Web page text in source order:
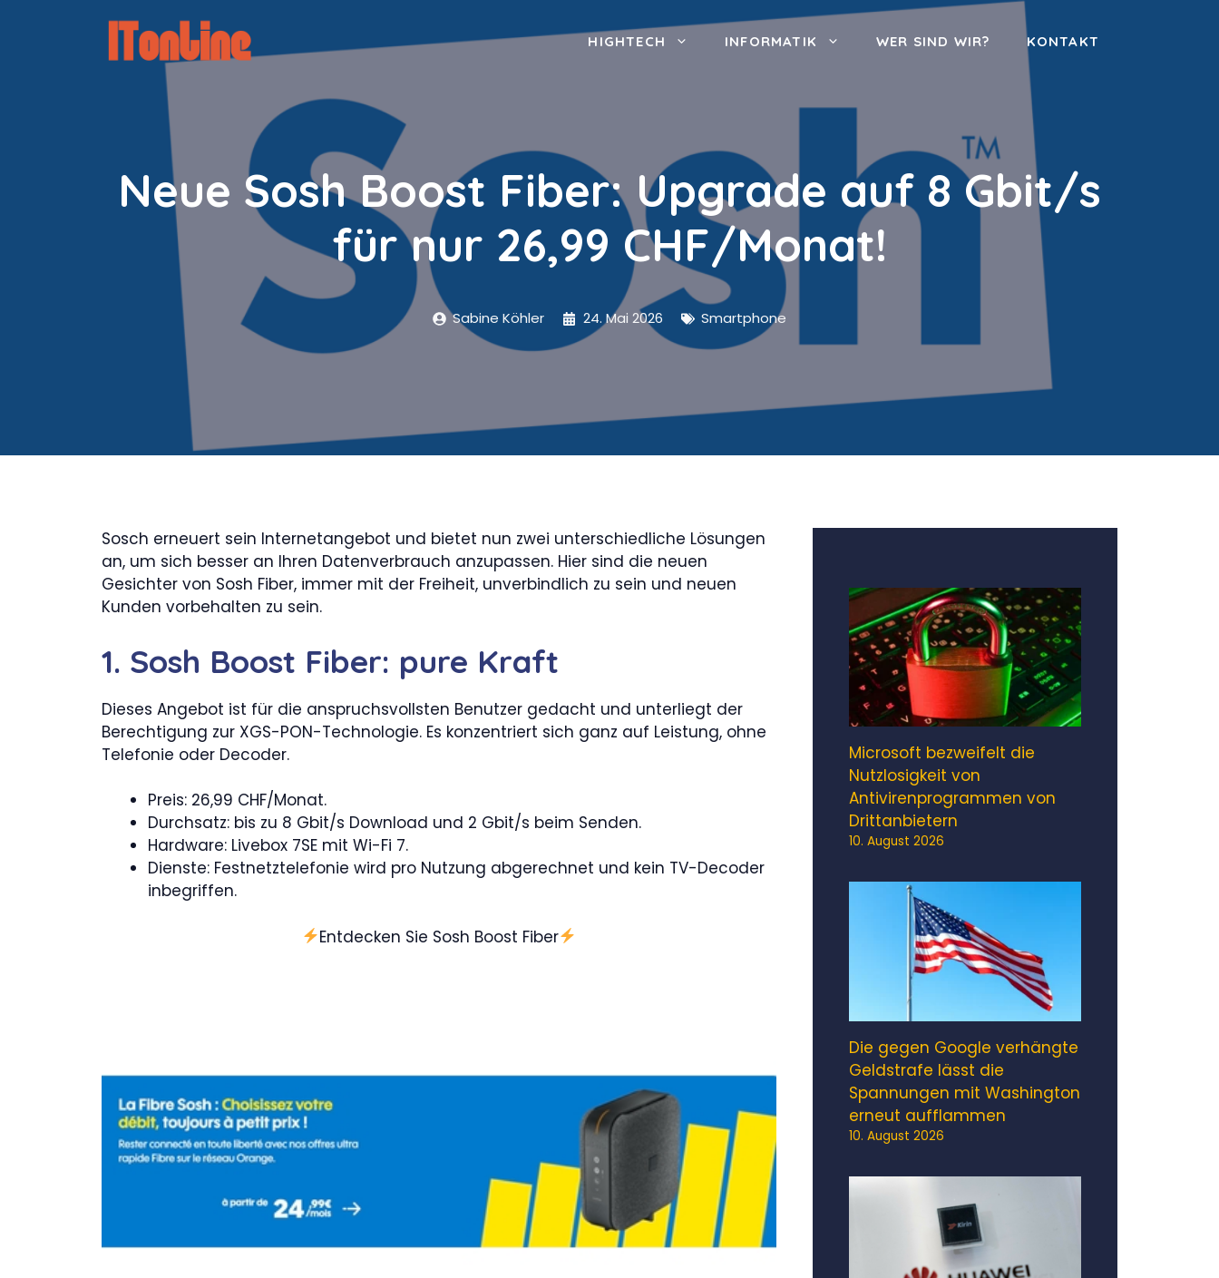
HIGHTECH INFORMATIK WER SIND WIR? KONTAKT
Neue Sosh Boost Fiber: Upgrade auf 8 Gbit/s
für nur 26,99 CHF/Monat!
Sabine Köhler 24. Mai 2026 Smartphone
Sosch erneuert sein Internetangebot und bietet nun zwei unterschiedliche Lösungen
an, um sich besser an Ihren Datenverbrauch anzupassen. Hier sind die neuen
Gesichter von Sosh Fiber, immer mit der Freiheit, unverbindlich zu sein und neuen
Kunden vorbehalten zu sein.
1. Sosh Boost Fiber: pure Kraft
Dieses Angebot ist für die anspruchsvollsten Benutzer gedacht und unterliegt der
Berechtigung zur XGS-PON-Technologie. Es konzentriert sich ganz auf Leistung, ohne
Telefonie oder Decoder.
Preis: 26,99 CHF/Monat.
Durchsatz: bis zu 8 Gbit/s Download und 2 Gbit/s beim Senden.
Hardware: Livebox 7SE mit Wi-Fi 7.
Dienste: Festnetztelefonie wird pro Nutzung abgerechnet und kein TV-Decoder
inbegriffen.
Entdecken Sie Sosh Boost Fiber
Microsoft bezweifelt die
Nutzlosigkeit von
Antivirenprogrammen von
Drittanbietern
10. August 2026
Die gegen Google verhängte
Geldstrafe lässt die
Spannungen mit Washington
erneut aufflammen
10. August 2026